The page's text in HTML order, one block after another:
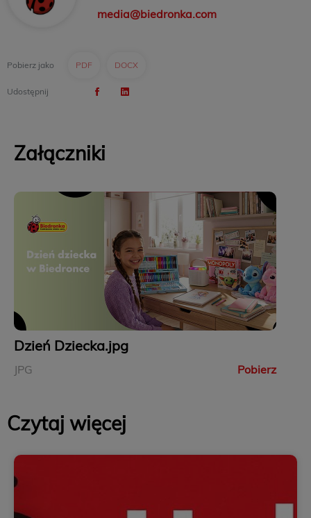
media@biedronka.com
Pobierz jako PDF DOCX
Udostępnij
Załączniki
Dzień Dziecka.jpg
JPG Pobierz
Czytaj więcej